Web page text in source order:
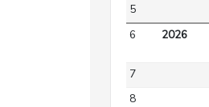
5
6
2026
7
8